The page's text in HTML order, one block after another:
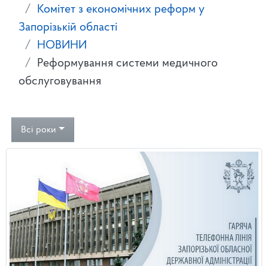
Комітет з економічних реформ у
Запорізькій області
НОВИНИ
Реформування системи медичного
обслуговування
Всі роки